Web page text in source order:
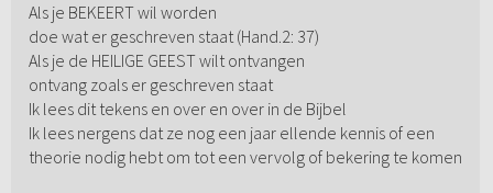
Als je BEKEERT wil worden
doe wat er geschreven staat (Hand.2: 37)
Als je de HEILIGE GEEST wilt ontvangen
ontvang zoals er geschreven staat
Ik lees dit tekens en over en over in de Bijbel
Ik lees nergens dat ze nog een jaar ellende kennis of een
theorie nodig hebt om tot een vervolg of bekering te komen